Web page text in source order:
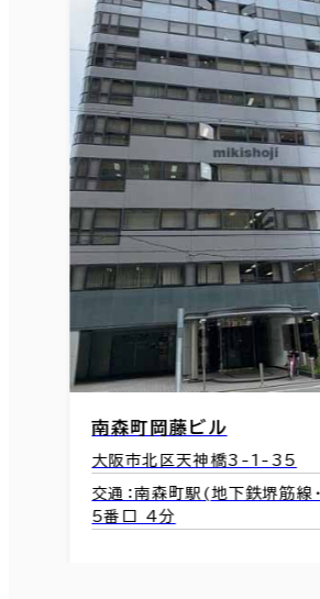
南森町岡藤ビル
大阪市北区天神橋3-1-35
交通：南森町駅(地下鉄堺筋線
5番口 4分